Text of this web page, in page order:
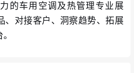
的车用空调及热管理专业展
、对接客户、洞察趋势、拓展